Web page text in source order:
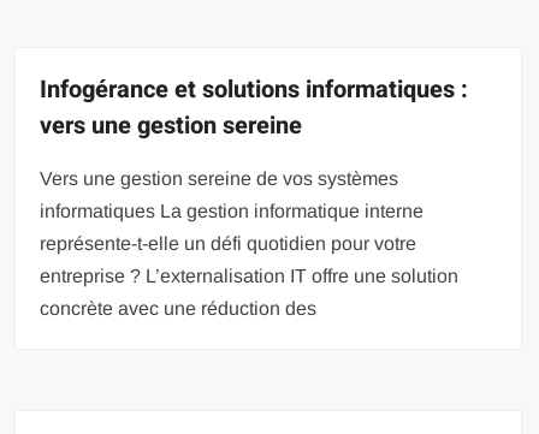
Infogérance et solutions informatiques :
vers une gestion sereine
Vers une gestion sereine de vos systèmes
informatiques La gestion informatique interne
représente-t-elle un défi quotidien pour votre
entreprise ? L’externalisation IT offre une solution
concrète avec une réduction des